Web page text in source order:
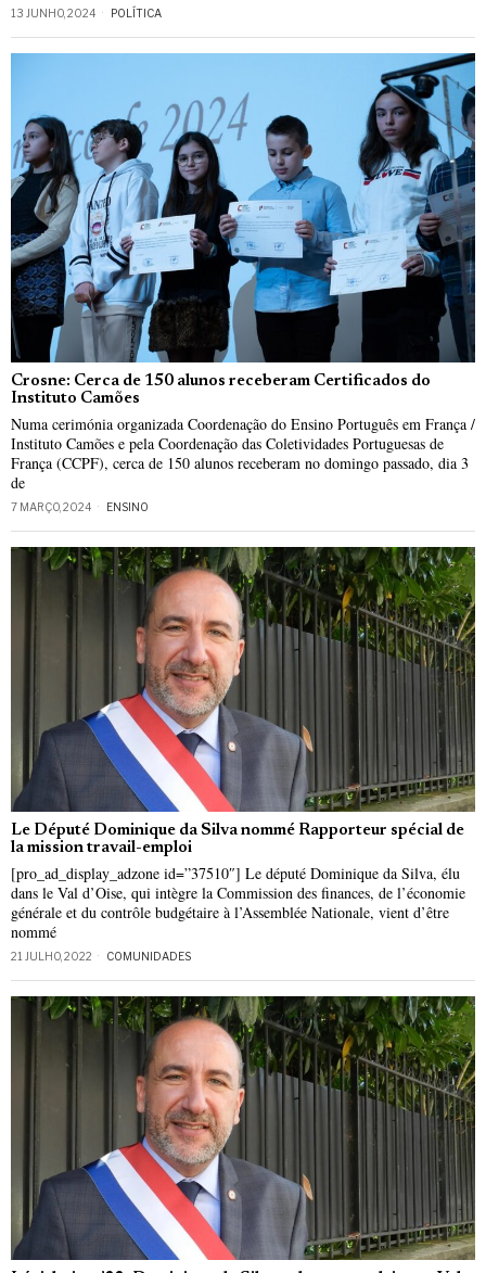
13 JUNHO, 2024 POLÍTICA
Crosne: Cerca de 150 alunos receberam Certificados do
Instituto Camões
Numa cerimónia organizada Coordenação do Ensino Português em França /
Instituto Camões e pela Coordenação das Coletividades Portuguesas de
França (CCPF), cerca de 150 alunos receberam no domingo passado, dia 3
de
7 MARÇO, 2024 ENSINO
Le Député Dominique da Silva nommé Rapporteur spécial de
la mission travail-emploi
[pro_ad_display_adzone id=”37510″] Le député Dominique da Silva, élu
dans le Val d’Oise, qui intègre la Commission des finances, de l’économie
générale et du contrôle budgétaire à l’Assemblée Nationale, vient d’être
nommé
21 JULHO, 2022 COMUNIDADES